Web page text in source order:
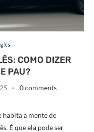
COMO DIZER
PAU?
0 comments
habita a mente de
É que ela pode ser